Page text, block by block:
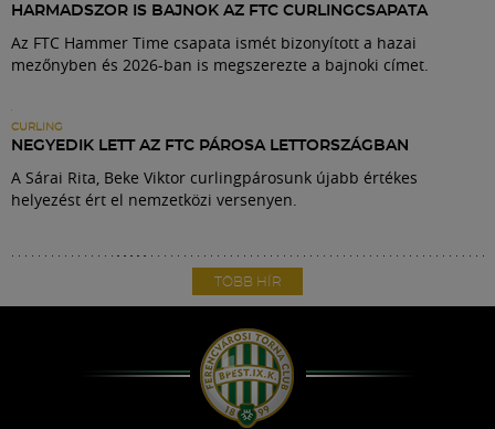
HARMADSZOR IS BAJNOK AZ FTC CURLINGCSAPATA
Az FTC Hammer Time csapata ismét bizonyított a hazai
mezőnyben és 2026-ban is megszerezte a bajnoki címet.
CURLING
NEGYEDIK LETT AZ FTC PÁROSA LETTORSZÁGBAN
A Sárai Rita, Beke Viktor curlingpárosunk újabb értékes
helyezést ért el nemzetközi versenyen.
TÖBB HÍR